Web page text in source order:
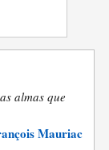
almas que
Mauriac